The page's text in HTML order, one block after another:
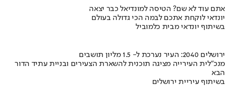
אתם עוד לא שם? הטיסה למונדיאל כבר יצאה
יונדאי לוקחת אתכם לבמה הכי גדולה בעולם
בשיתוף יונדאי מבית כלמוביל
ירושלים 2040: העיר נערכת ל- 1.5 מליון תושבים
מנכ"לית העירייה מציגה תוכנית להשארת הצעירים ובניית עתיד הדור
הבא
בשיתוף עיריית ירושלים